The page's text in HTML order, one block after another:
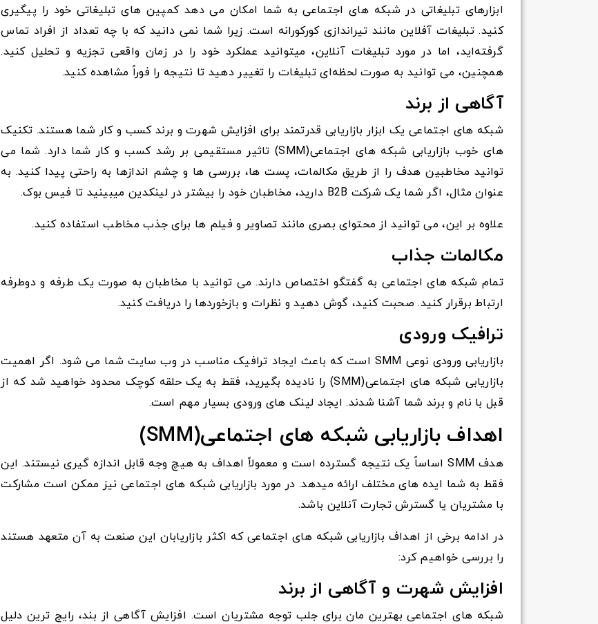
ابزارهای تبلیغاتی در شبکه های اجتماعی به شما امکان می دهد کمپین های تبلیغاتی خود را پیگیری
کنید. تبلیغات آفلاین مانند تیراندازی کورکورانه است. زیرا شما نمی دانید که با چه تعداد از افراد تماس
گرفته‌اید، اما در مورد تبلیغات آنلاین، میتوانید عملکرد خود را در زمان واقعی تجزیه و تحلیل کنید.
همچنین، می توانید به صورت لحظه‌ای تبلیغات را تغییر دهید تا نتیجه را فوراً مشاهده کنید.
آگاهی از برند
شبکه های اجتماعی یک ابزار بازاریابی قدرتمند برای افزایش شهرت و برند کسب و کار شما هستند. تکنیک
های خوب بازاریابی شبکه های اجتماعی(SMM) تاثیر مستقیمی بر رشد کسب و کار شما دارد. شما می
توانید مخاطبین هدف را از طریق مکالمات، پست ها، بررسی ها و چشم اندازها به راحتی پیدا کنید. به
عنوان مثال، اگر شما یک شرکت B2B دارید، مخاطبان خود را بیشتر در لینکدین میبینید تا فیس بوک.
علاوه بر این، می توانید از محتوای بصری مانند تصاویر و فیلم ها برای جذب مخاطب استفاده کنید.
مکالمات جذاب
تمام شبکه های اجتماعی به گفتگو اختصاص دارند. می توانید با مخاطبان به صورت یک طرفه و دوطرفه
ارتباط برقرار کنید. صحبت کنید، گوش دهید و نظرات و بازخوردها را دریافت کنید.
ترافیک ورودی
بازاریابی ورودی نوعی SMM است که باعث ایجاد ترافیک مناسب در وب سایت شما می شود. اگر اهمیت
بازاریابی شبکه های اجتماعی(SMM) را نادیده بگیرید، فقط به یک حلقه کوچک محدود خواهید شد که از
قبل با نام و برند شما آشنا شدند. ایجاد لینک های ورودی بسیار مهم است.
اهداف بازاریابی شبکه های اجتماعی(SMM)
هدف SMM اساساً یک نتیجه گسترده است و معمولاً اهداف به هیچ وجه قابل اندازه گیری نیستند. این
فقط به شما ایده های مختلف ارائه میدهد. در مورد بازاریابی شبکه های اجتماعی نیز ممکن است مشارکت
با مشتریان یا گسترش تجارت آنلاین باشد.
در ادامه برخی از اهداف بازاریابی شبکه های اجتماعی که اکثر بازاریابان این صنعت به آن متعهد هستند
را بررسی خواهیم کرد:
افزایش شهرت و آگاهی از برند
شبکه های اجتماعی بهترین مان برای جلب توجه مشتریان است. افزایش آگاهی از بند، رایج ترین دلیل